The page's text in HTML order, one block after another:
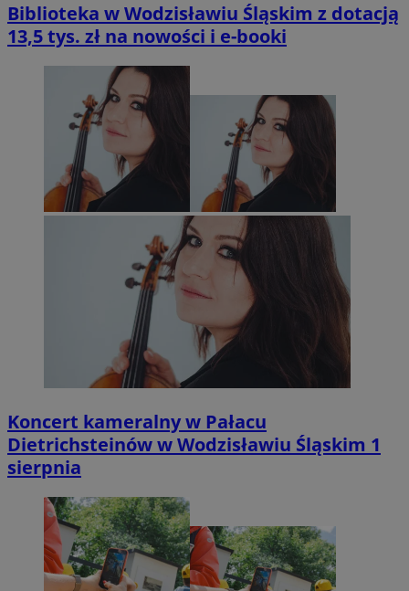
Biblioteka w Wodzisławiu Śląskim z dotacją
13,5 tys. zł na nowości i e-booki
Koncert kameralny w Pałacu
Dietrichsteinów w Wodzisławiu Śląskim 1
sierpnia